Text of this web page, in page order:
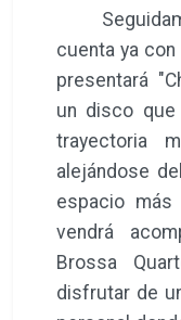
cuenta ya
presentará
un disco
trayectoria
alejándose
espacio más
vendrá
Brossa
disfrutar de